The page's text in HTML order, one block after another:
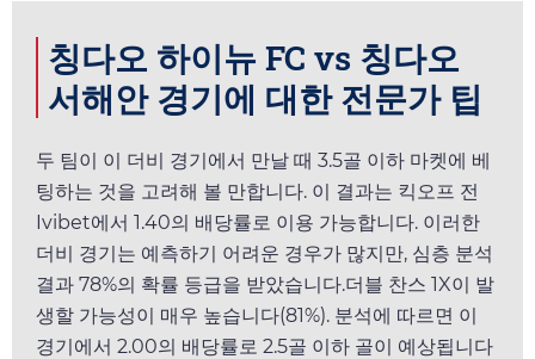
칭다오 하이뉴 FC vs 칭다오
서해안 경기에 대한 전문가 팁
두 팀이 이 더비 경기에서 만날 때 3.5골 이하 마켓에 베
팅하는 것을 고려해 볼 만합니다. 이 결과는 킥오프 전
Ivibet에서 1.40의 배당률로 이용 가능합니다. 이러한
더비 경기는 예측하기 어려운 경우가 많지만, 심층 분석
결과 78%의 확률 등급을 받았습니다.더블 찬스 1X이 발
생할 가능성이 매우 높습니다(81%). 분석에 따르면 이
경기에서 2.00의 배당률로 2.5골 이하 골이 예상됩니다